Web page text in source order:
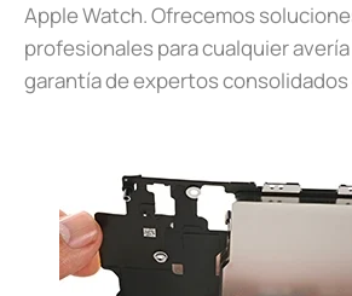
Apple Watch. Ofrecemos
profesionales para cualquier
garantía de expertos consolidados